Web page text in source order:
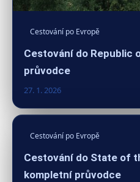
Cestování po Evropě
Cestování do Republic
průvodce
27. 1. 2026
Cestování po Evropě
Cestování do State of
kompletní průvodce